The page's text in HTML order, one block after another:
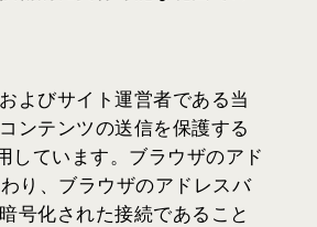
よびサイト運営者である当
ンテンツの送信を保護する
しています。ブラウザのアド
り、ブラウザのアドレスバ
号化された接続であること